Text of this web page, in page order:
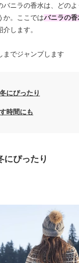
バニラの香水は、どの
か。ここではバニラの
介します。
でジャンプします
にぴったり
時間にも
にぴったり